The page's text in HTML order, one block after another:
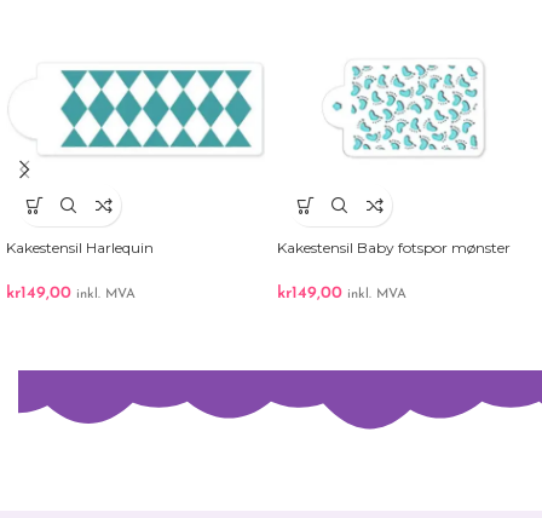
Kakestensil Harlequin
kr149,00 inkl. MVA
Kakestensil Baby fotspor mønster
kr149,00 inkl. MVA